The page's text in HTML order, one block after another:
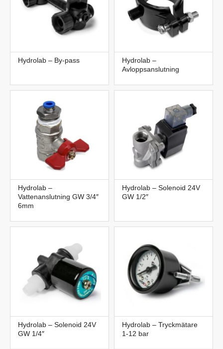
Hydrolab – By-pass
Hydrolab –
Avloppsanslutning
Hydrolab –
Vattenanslutning GW 3/4″
6mm
Hydrolab – Solenoid 24V
GW 1/2″
Hydrolab – Solenoid 24V
GW 1/4″
Hydrolab – Tryckmätare
1-12 bar